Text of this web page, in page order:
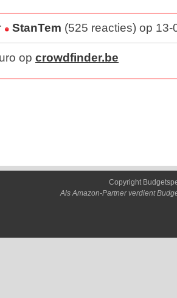
StanTem (525 reacties) op
op crowdfinder.be
Copyright
Als Amazon-Partner verdient